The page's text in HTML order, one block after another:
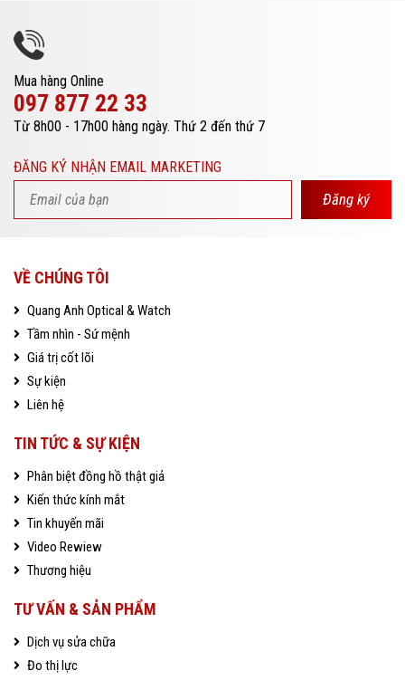
Mua hàng Online
097 877 22 33
Từ 8h00 - 17h00 hàng ngày. Thứ 2 đến thứ 7
ĐĂNG KÝ NHẬN EMAIL MARKETING
Đăng ký
VỀ CHÚNG TÔI
Quang Anh Optical & Watch
Tầm nhìn - Sứ mệnh
Giá trị cốt lõi
Sự kiện
Liên hệ
TIN TỨC & SỰ KIỆN
Phân biệt đồng hồ thật giả
Kiến thức kính mắt
Tin khuyến mãi
Video Rewiew
Thương hiệu
TƯ VẤN & SẢN PHẨM
Dịch vụ sửa chữa
Đo thị lực